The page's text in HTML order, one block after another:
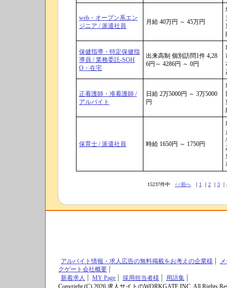
web・オープン系エン
ジニア / 派遣社員
月給 40万円 ～ 45万円
保健指導・特定保健指
導員 / 業務委託-SOH
O・在宅
出来高制 個別訪問1件 4,28
6円～ 4286円 ～ 0円
正看護師・准看護師 /
アルバイト
日給 2万5000円 ～ 3万5000
円
保育士 / 派遣社員 時給 1650円 ～ 1750円
/
15237件中 <<前へ ｜ 1 ｜ 2 ｜ 3 ｜
アルバイト情報・求人広告の無料掲載をお考えの企業様
クゲート会社概要
新着求人
MY Page 採用担当者様
用語集
Copyright (C) 2026 求人サイトのWORKGATE INC. All Rights